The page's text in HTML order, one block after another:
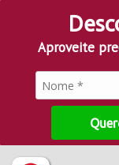
Aproveite